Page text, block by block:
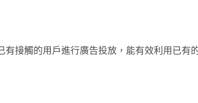
接觸的用戶進行廣告投放，能有效利用已有